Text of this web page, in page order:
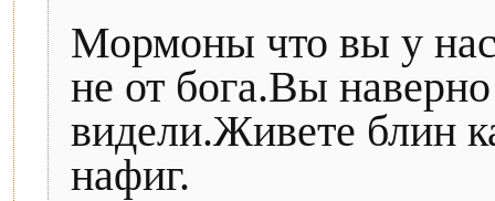
Мормоны что вы у
не от бога.Вы
видели.Живете блин
нафиг.